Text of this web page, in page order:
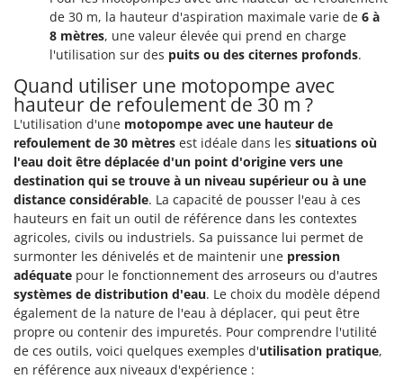
Snapper
Solidur
Spice Electronics
Spiralmac
Spring Protezione
Spyro
Stanley
Stiga
Stocker
Sunseeker
T
Tecla
TecnoGen
Tellarini Pompe
de 30 m, la hauteur d'aspiration maximale varie de 6 à
8 mètres, une valeur élevée qui prend en charge
l'utilisation sur des puits ou des citernes profonds.
Quand utiliser une motopompe avec
hauteur de refoulement de 30 m ?
L'utilisation d'une motopompe avec une hauteur de
refoulement de 30 mètres est idéale dans les situations où
l'eau doit être déplacée d'un point d'origine vers une
destination qui se trouve à un niveau supérieur ou à une
distance considérable. La capacité de pousser l'eau à ces
hauteurs en fait un outil de référence dans les contextes
agricoles, civils ou industriels. Sa puissance lui permet de
surmonter les dénivelés et de maintenir une pression
adéquate pour le fonctionnement des arroseurs ou d'autres
systèmes de distribution d'eau. Le choix du modèle dépend
également de la nature de l'eau à déplacer, qui peut être
propre ou contenir des impuretés. Pour comprendre l'utilité
de ces outils, voici quelques exemples d'utilisation pratique,
en référence aux niveaux d'expérience :